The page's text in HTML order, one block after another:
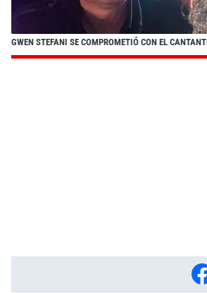
GWEN STEFANI SE COMPROMETIÓ CON EL